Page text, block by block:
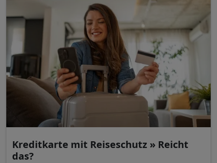
Kreditkarte mit Reiseschutz » Reicht
das?